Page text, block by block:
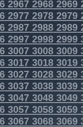
296729682969
297729782979
298729882989
299729982999
300730083009
301730183019
302730283029
303730383039
304730483049
305730583059
306730683069